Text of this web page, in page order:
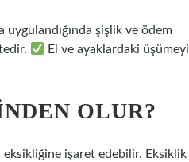
uygulandığında şişlik ve ödem
El ve ayaklardaki üşümeyi
OLUR?
işaret edebilir. Eksiklik